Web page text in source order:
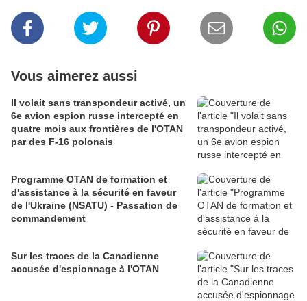
Vous aimerez aussi
Il volait sans transpondeur activé, un
6e avion espion russe intercepté en
quatre mois aux frontières de l'OTAN
par des F-16 polonais
Programme OTAN de formation et
d'assistance à la sécurité en faveur
de l'Ukraine (NSATU) - Passation de
commandement
Sur les traces de la Canadienne
accusée d'espionnage à l'OTAN